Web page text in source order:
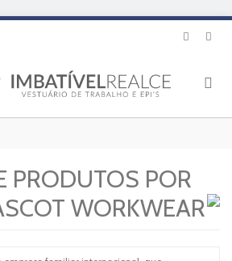
PRODUTOS POR
WORKWEAR